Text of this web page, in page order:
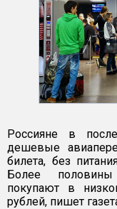
Россияне в
дешевые
билета, без
Более половины
покупают в
рублей, пишет